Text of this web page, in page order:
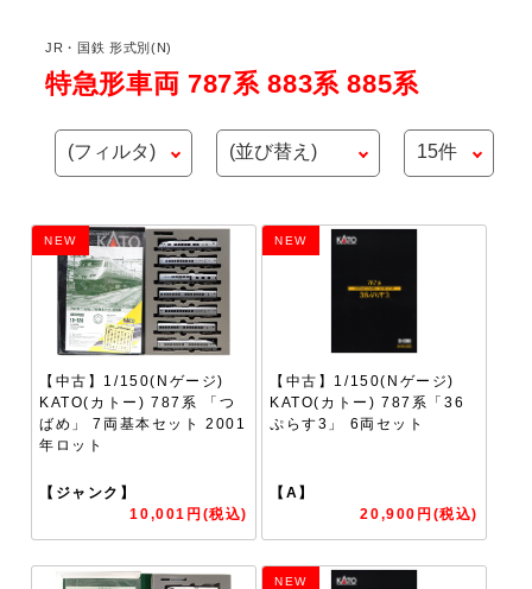
JR・国鉄 形式別(N)
特急形車両 787系 883系 885系
NEW
【中古】1/150(Nゲージ)
KATO(カトー) 787系 「つ
ばめ」 7両基本セット 2001
年ロット
【ジャンク】
10,001円(税込)
NEW
【中古】1/150(Nゲージ)
KATO(カトー) 787系「36
ぷらす3」 6両セット
【A】
20,900円(税込)
NEW